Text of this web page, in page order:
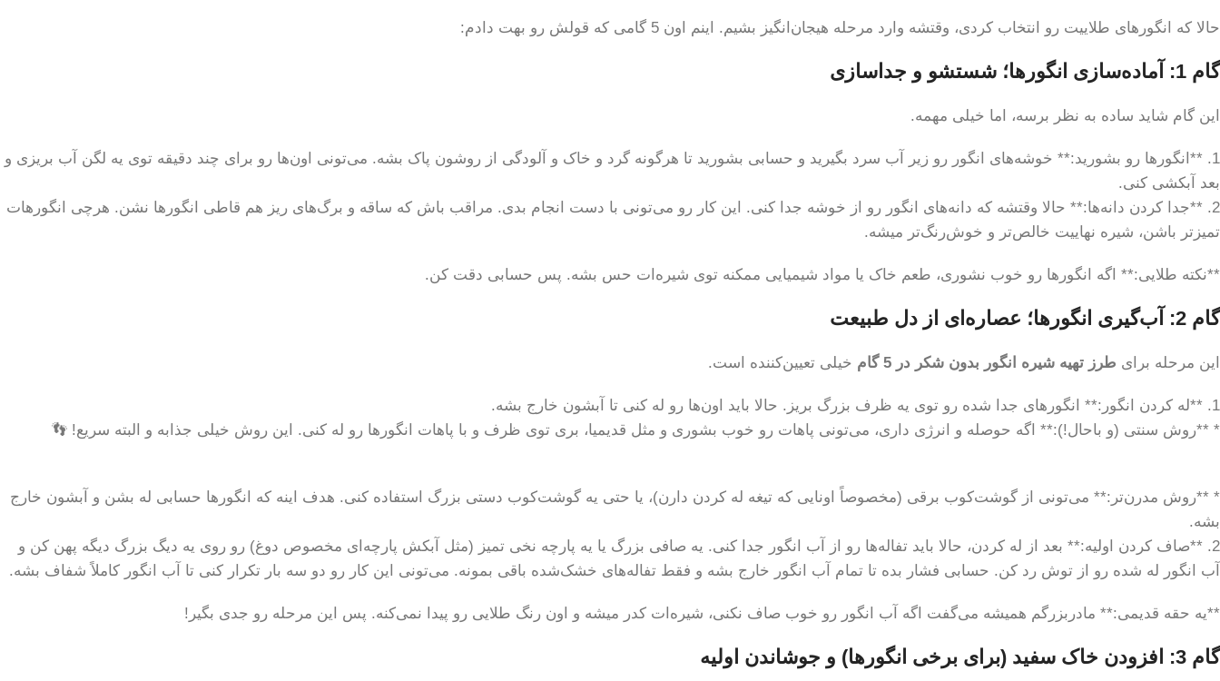
حالا که انگورهای طلاییت رو انتخاب کردی، وقتشه وارد مرحله هیجان‌انگیز بشیم. اینم اون 5 گامی که قولش رو بهت دادم:
گام 1: آماده‌سازی انگورها؛ شستشو و جداسازی
این گام شاید ساده به نظر برسه، اما خیلی مهمه.
1. **انگورها رو بشورید:** خوشه‌های انگور رو زیر آب سرد بگیرید و حسابی بشورید تا هرگونه گرد و خاک و آلودگی از روشون پاک بشه. می‌تونی اون‌ها رو برای چند دقیقه توی یه لگن آب بریزی و
بعد آبکشی کنی.
2. **جدا کردن دانه‌ها:** حالا وقتشه که دانه‌های انگور رو از خوشه جدا کنی. این کار رو می‌تونی با دست انجام بدی. مراقب باش که ساقه و برگ‌های ریز هم قاطی انگورها نشن. هرچی انگورهات
تمیزتر باشن، شیره نهاییت خالص‌تر و خوش‌رنگ‌تر میشه.
**نکته طلایی:** اگه انگورها رو خوب نشوری، طعم خاک یا مواد شیمیایی ممکنه توی شیره‌ات حس بشه. پس حسابی دقت کن.
گام 2: آب‌گیری انگورها؛ عصاره‌ای از دل طبیعت
این مرحله برای طرز تهیه شیره انگور بدون شکر در 5 گام خیلی تعیین‌کننده‌ است.
1. **له کردن انگور:** انگورهای جدا شده رو توی یه ظرف بزرگ بریز. حالا باید اون‌ها رو له کنی تا آبشون خارج بشه.
* **روش سنتی (و باحال!):** اگه حوصله و انرژی داری، می‌تونی پاهات رو خوب بشوری و مثل قدیمیا، بری توی ظرف و با پاهات انگورها رو له کنی. این روش خیلی جذابه و البته سریع! 👣
* **روش مدرن‌تر:** می‌تونی از گوشت‌کوب برقی (مخصوصاً اونایی که تیغه له کردن دارن)، یا حتی یه گوشت‌کوب دستی بزرگ استفاده کنی. هدف اینه که انگورها حسابی له بشن و آبشون خارج
بشه.
2. **صاف کردن اولیه:** بعد از له کردن، حالا باید تفاله‌ها رو از آب انگور جدا کنی. یه صافی بزرگ یا یه پارچه نخی تمیز (مثل آبکش پارچه‌ای مخصوص دوغ) رو روی یه دیگ بزرگ دیگه پهن کن و
آب انگور له شده رو از توش رد کن. حسابی فشار بده تا تمام آب انگور خارج بشه و فقط تفاله‌های خشک‌شده باقی بمونه. می‌تونی این کار رو دو سه بار تکرار کنی تا آب انگور کاملاً شفاف بشه.
**یه حقه قدیمی:** مادربزرگم همیشه می‌گفت اگه آب انگور رو خوب صاف نکنی، شیره‌ات کدر میشه و اون رنگ طلایی رو پیدا نمی‌کنه. پس این مرحله رو جدی بگیر!
گام 3: افزودن خاک سفید (برای برخی انگورها) و جوشاندن اولیه